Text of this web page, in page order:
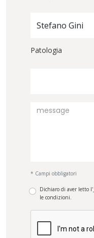
Stefano Gini
Patologia
* Campi obbligatori
Dichiaro di aver letto l'
le condizioni.